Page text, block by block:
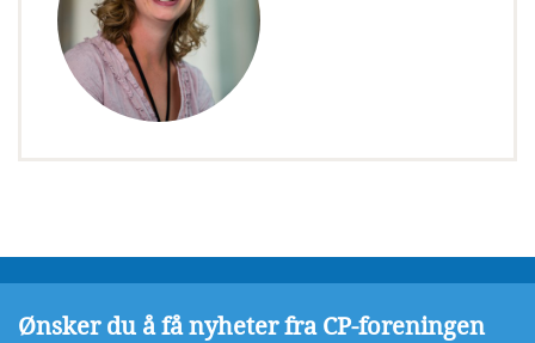
Ønsker du å få nyheter fra CP-foreningen